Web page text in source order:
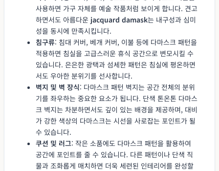
사용하면 가구 자체를 예술 작품처럼 보이게 합니다. 견고
하면서도 아름다운 jacquard damask는 내구성과 심미
성을 동시에 만족시킵니다.
침구류: 침대 커버, 베개 커버, 이불 등에 다마스크 패턴을
적용하면 침실을 고급스러운 휴식 공간으로 변모시킬 수
있습니다. 은은한 광택과 섬세한 패턴은 침실에 평온하면
서도 우아한 분위기를 선사합니다.
벽지 및 벽 장식: 다마스크 패턴 벽지는 공간 전체의 분위
기를 좌우하는 중요한 요소가 됩니다. 단색 톤온톤 다마스
크 벽지는 차분하면서도 깊이 있는 배경을 제공하며, 대비
가 강한 색상의 다마스크는 시선을 사로잡는 포인트가 될
수 있습니다.
쿠션 및 러그: 작은 소품에도 다마스크 패턴을 활용하여
공간에 포인트를 줄 수 있습니다. 다른 패턴이나 단색 직
물과 조화롭게 매치하면 더욱 세련된 인테리어를 완성할